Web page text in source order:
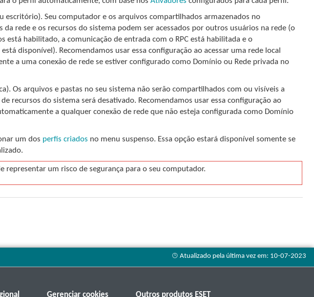
escritório). Seu computador e os arquivos compartilhados armazenados no
rede e os recursos do sistema podem ser acessados por outros usuários na rede (o
está habilitado, a comunicação de entrada com o RPC está habilitada e o
disponível). Recomendamos usar essa configuração ao acessar uma rede local
a uma conexão de rede se estiver configurado como Domínio ou Rede privada no
Os arquivos e pastas no seu sistema não serão compartilhados com ou visíveis a
recursos do sistema será desativado. Recomendamos usar essa configuração ao
a qualquer conexão de rede que não esteja configurada como Domínio
um dos perfis criados no menu suspenso. Essa opção estará disponível somente se
representar um risco de segurança para o seu computador.
Gerenciar cookies Outros produtos ESET